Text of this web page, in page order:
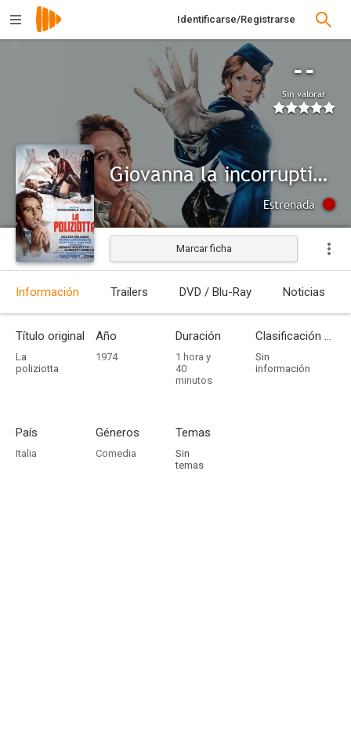
Identificarse/Registrarse
--
Sin valorar
Giovanna la incorruptible
Estrenada
Marcar ficha
Información Trailers DVD / Blu-Ray Noticias
Título original
La
poliziotta
Año
1974
Duración
1 hora y
40
minutos
Clasificación por edades
Sin
información
País
Italia
Géneros
Comedia
Temas
Sin
temas